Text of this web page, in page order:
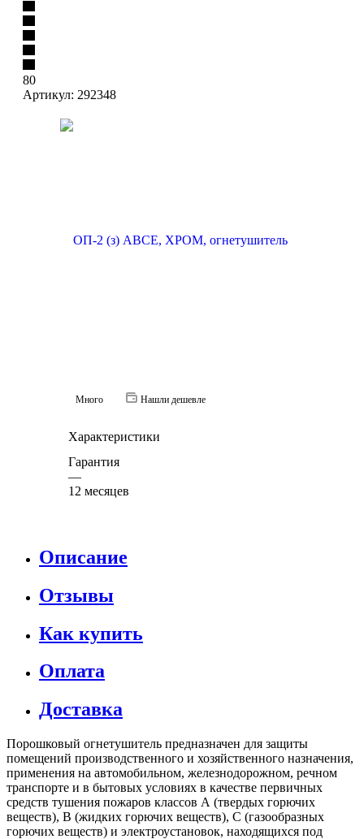
80
Артикул: 292348
Много Нашли дешевле
Характеристики
Гарантия
—
12 месяцев
Описание
Отзывы
Как купить
Оплата
Доставка
Порошковый огнетушитель предназначен для защиты
помещений производственного и хозяйственного назначения,
применения на автомобильном, железнодорожном, речном
транспорте и в бытовых условиях в качестве первичных
средств тушения пожаров классов А (твердых горючих
веществ), В (жидких горючих веществ), С (газообразных
горючих веществ) и электроустановок, находящихся под